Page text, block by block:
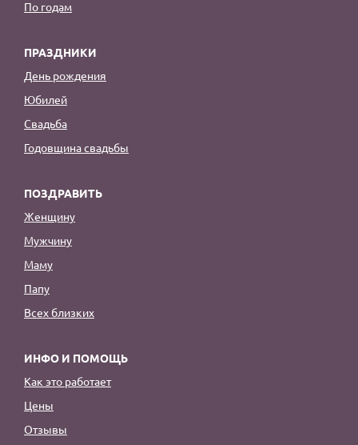
По годам
ПРАЗДНИКИ
День рождения
Юбилей
Свадьба
Годовщина свадьбы
ПОЗДРАВИТЬ
Женщину
Мужчину
Маму
Папу
Всех близких
ИНФО И ПОМОЩЬ
Как это работает
Цены
Отзывы